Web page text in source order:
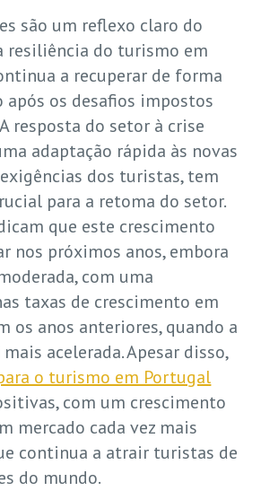
são um reflexo claro do
resiliência do turismo em
a recuperar de forma
após os desafios impostos
resposta do setor à crise
adaptação rápida às novas
dos turistas, tem
para a retoma do setor.
que este crescimento
nos próximos anos, embora
com uma
taxas de crescimento em
os anos anteriores, quando a
acelerada. Apesar disso,
o turismo em Portugal
com um crescimento
mercado cada vez mais
continua a atrair turistas de
do mundo.